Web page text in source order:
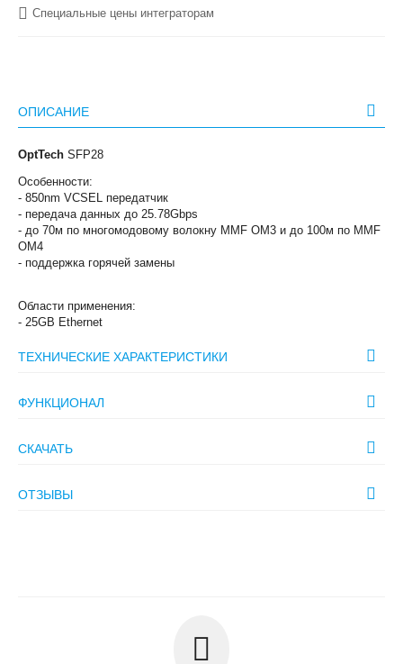
Специальные цены интеграторам
ОПИСАНИЕ
OptTech SFP28
Особенности:
- 850nm VCSEL передатчик
- передача данных до 25.78Gbps
- до 70м по многомодовому волокну MMF OM3 и до 100м по MMF
OM4
- поддержка горячей замены
Области применения:
- 25GB Ethernet
ТЕХНИЧЕСКИЕ ХАРАКТЕРИСТИКИ
ФУНКЦИОНАЛ
СКАЧАТЬ
ОТЗЫВЫ